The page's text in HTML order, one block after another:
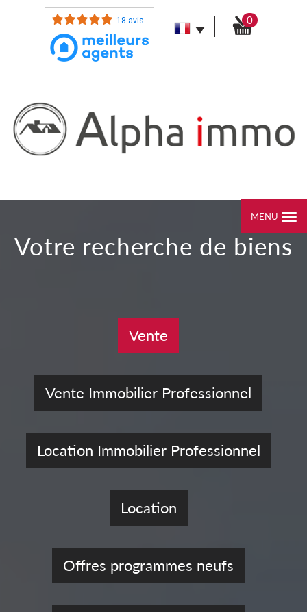
18 avis 0
MENU
votre recherche de biens
Vente
Vente Immobilier Professionnel
Location Immobilier Professionnel
Location
Offres programmes neufs